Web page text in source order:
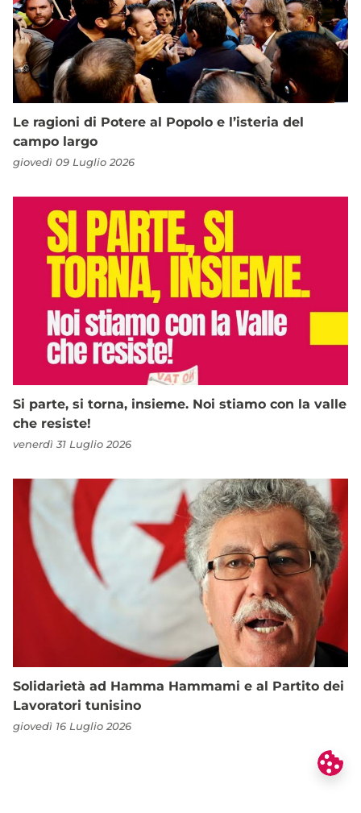
Le ragioni di Potere al Popolo e l’isteria del
campo largo
giovedì 09 Luglio 2026
Si parte, si torna, insieme. Noi stiamo con la valle
che resiste!
venerdì 31 Luglio 2026
Solidarietà ad Hamma Hammami e al Partito dei
Lavoratori tunisino
giovedì 16 Luglio 2026